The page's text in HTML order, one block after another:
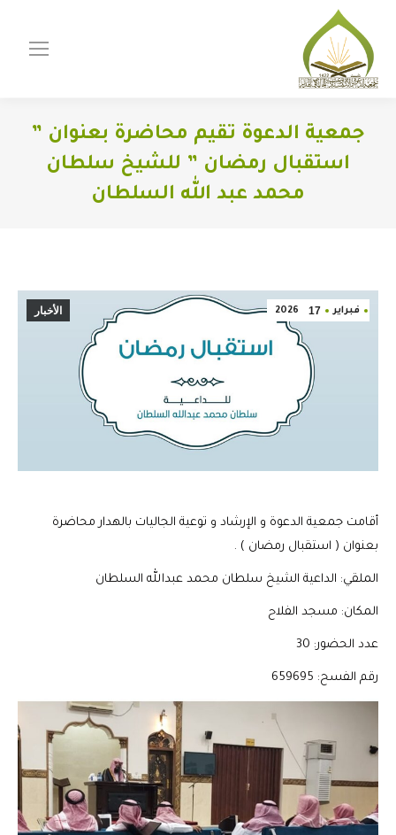
جمعية الدعوة تقيم محاضرة بعنوان ”
استقبال رمضان ” للشيخ سلطان
محمد عبد الله السلطان
فبراير 17
2026 الأخبار
أقامت جمعية الدعوة و الإرشاد و توعية الجاليات بالهدار محاضرة
بعنوان ( استقبال رمضان ) .
الملقي: الداعية الشيخ سلطان محمد عبدالله السلطان
المكان: مسجد الفلاح
عدد الحضور: 30
رقم الفسح: 659695